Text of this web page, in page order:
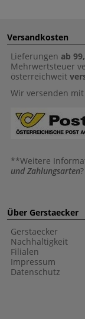
Versandkosten
Lieferungen ab
Mehrwertsteuer
österreichweit
Wir versenden mit
**Weitere
und Zahlungsarten?
Über Gerstaecker
Gerstaecker
Nachhaltigkeit
Filialen
Impressum
Datenschutz